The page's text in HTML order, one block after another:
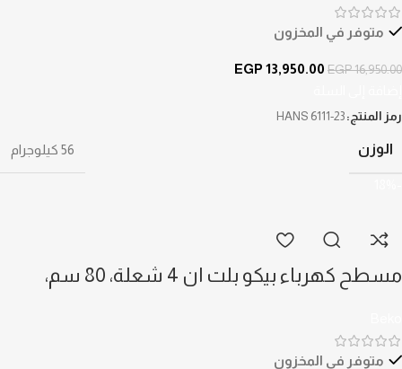
متوفر في المخزون
EGP16,950.00
EGP 13,950.00
رمز المنتج: HANS 6111-23
الوزن 56 كيلوجرام
مسطح كهرباء بيكو بلت ان 4 شعلة، 80 سم،
متوفر في المخزون